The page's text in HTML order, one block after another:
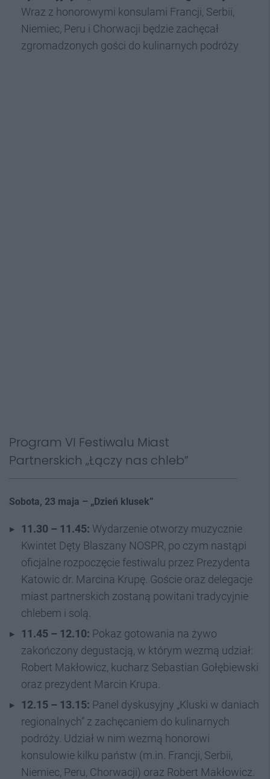
Wraz z honorowymi konsulami Francji, Serbii,
Niemiec, Peru i Chorwacji będzie zachęcał
zgromadzonych gości do kulinarnych podróży
Program VI Festiwalu Miast
Partnerskich „Łączy nas chleb”
Sobota, 23 maja – „Dzień klusek”
11.30 – 11.45: Wydarzenie otworzy muzycznie
Kwintet Dęty Blaszany NOSPR, po czym nastąpi
oficjalne rozpoczęcie festiwalu przez Prezydenta
Katowic dr. Marcina Krupę. Goście oraz delegacje
miast partnerskich zostaną powitani tradycyjnie
chlebem i solą.
11.45 – 12.10: Pokaz gotowania na żywo
zakończony degustacją, w którym wezmą udział:
Robert Makłowicz, kucharz Sebastian Gołębiewski
oraz prezydent Marcin Krupa.
12.15 – 13.15: Panel dyskusyjny „Kluski w daniach
regionalnych” z zachęcaniem do kulinarnych
podróży. Udział w nim wezmą honorowi
konsulowie kilku państw (m.in. Francji, Serbii,
Niemiec, Peru, Chorwacji) oraz Robert Makłowicz.